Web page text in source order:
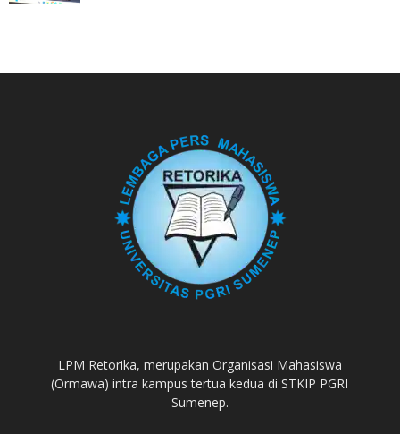
LPM Retorika, merupakan Organisasi Mahasiswa
(Ormawa) intra kampus tertua kedua di STKIP PGRI
Sumenep.